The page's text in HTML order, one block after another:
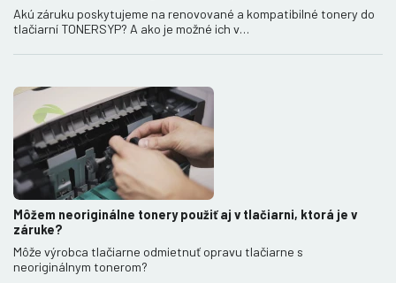
Akú záruku poskytujeme na renovované a kompatibilné tonery do
tlačiarní TONERSYP? A ako je možné ich v…
Môžem neoriginálne tonery použiť aj v tlačiarni, ktorá je v
záruke?
Môže výrobca tlačiarne odmietnuť opravu tlačiarne s
neoriginálnym tonerom?